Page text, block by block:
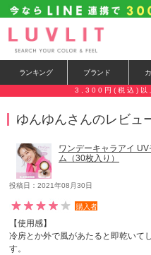
ランキング ブランド
3,300円(税込)以
ゆんゆんさんのレビュ
ワンデーキャラアイ
ム（30枚入り）
投稿日：2021年08月30日
購入者
【使用感】
冷房とか外で風があたると即乾いて
す。